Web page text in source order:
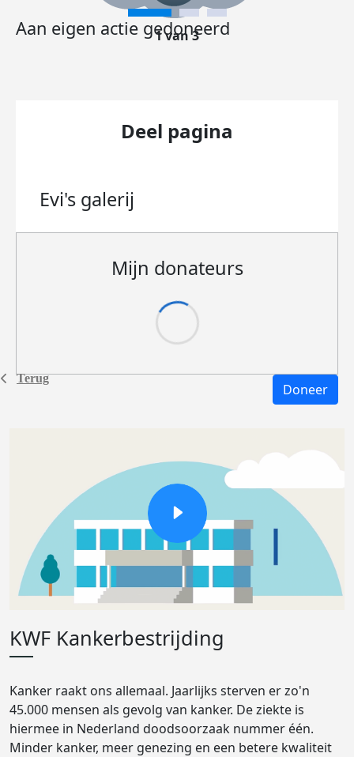
Terug
Aan eigen actie gedoneerd
1 van 3
Deel pagina
Evi's galerij
Mijn donateurs
Doneer
KWF Kankerbestrijding
Kanker raakt ons allemaal. Jaarlijks sterven er zo'n
45.000 mensen als gevolg van kanker. De ziekte is
hiermee in Nederland doodsoorzaak nummer één.
Minder kanker, meer genezing en een betere kwaliteit